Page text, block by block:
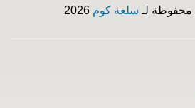
محفوظة لـ سلعة كوم